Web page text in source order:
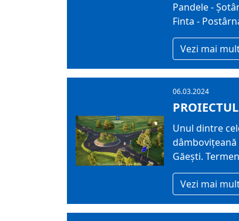
Pandele -
Finta -
Vezi mai
06.03.2024
Unul dintre
Găești.
Vezi mai